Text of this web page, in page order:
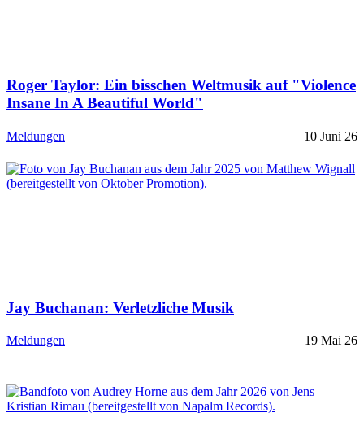
Roger Taylor: Ein bisschen Weltmusik auf "Violence
Insane In A Beautiful World"
Meldungen 10 Juni 26
Jay Buchanan: Verletzliche Musik
Meldungen 19 Mai 26